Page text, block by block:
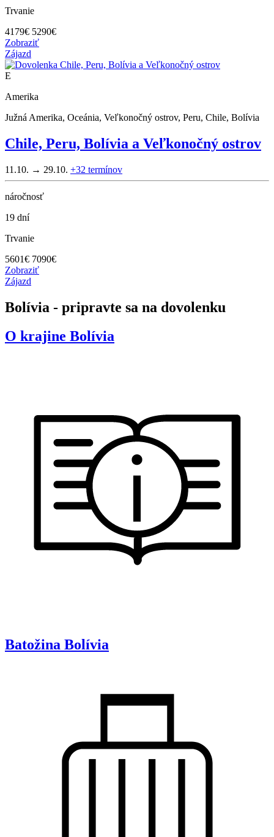
Trvanie
4179€ 5290€
Zobraziť
Zájazd
E
Amerika
Južná Amerika, Oceánia, Veľkonočný ostrov, Peru, Chile, Bolívia
Chile, Peru, Bolívia a Veľkonočný ostrov
11.10. → 29.10. +32 termínov
náročnosť
19 dní
Trvanie
5601€ 7090€
Zobraziť
Zájazd
Bolívia - pripravte sa na dovolenku
O krajine Bolívia
Batožina Bolívia